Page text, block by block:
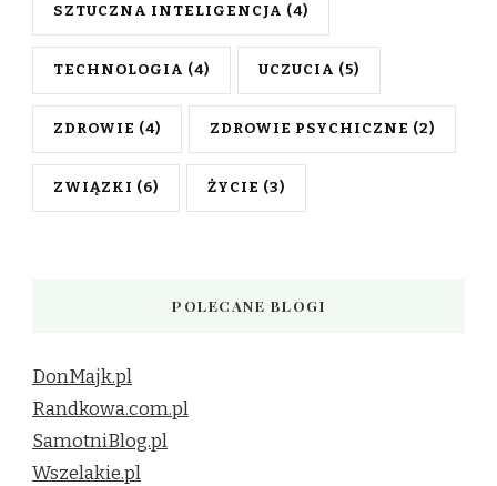
SZTUCZNA INTELIGENCJA (4)
TECHNOLOGIA (4) UCZUCIA (5)
ZDROWIE (4) ZDROWIE PSYCHICZNE (2)
ZWIĄZKI (6) ŻYCIE (3)
POLECANE BLOGI
DonMajk.pl
Randkowa.com.pl
SamotniBlog.pl
Wszelakie.pl